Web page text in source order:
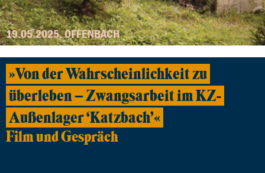
19.05.2025, OFFENBACH
»Von der Wahrscheinlichkeit zu
überleben – Zwangsarbeit im KZ-
Außenlager ‘Katzbach’«
Film und Gespräch